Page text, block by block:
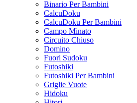
Binario Per Bambini
CalcuDoku
CalcuDoku Per Bambini
Campo Minato
Circuito Chiuso
Domino
Fuori Sudoku
Futoshiki
Futoshiki Per Bambini
Griglie Vuote
Hidoku